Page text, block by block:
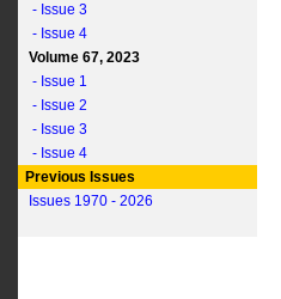
- Issue 3
- Issue 4
Volume 67, 2023
- Issue 1
- Issue 2
- Issue 3
- Issue 4
Previous Issues
Issues 1970 - 2026